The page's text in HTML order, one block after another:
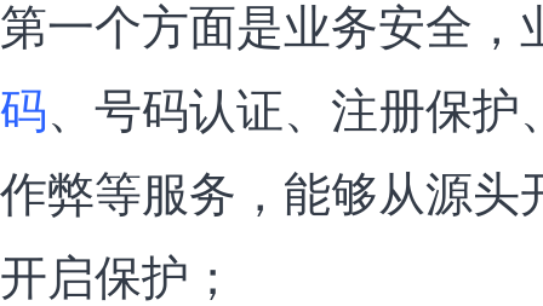
第一个方面是业务安全，
码、号码认证、注册保护
作弊等服务，能够从源头
开启保护；